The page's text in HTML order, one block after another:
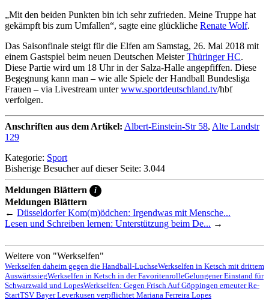
„Mit den beiden Punkten bin ich sehr zufrieden. Meine Truppe hat
gekämpft bis zum Umfallen“, sagte eine glückliche Renate Wolf.
Das Saisonfinale steigt für die Elfen am Samstag, 26. Mai 2018 mit
einem Gastspiel beim neuen Deutschen MeisterThüringer HC.
Diese Partie wird um 18 Uhr in der Salza-Halle angepfiffen. Diese
Begegnung kann man – wie alle Spiele der Handball Bundesliga
Frauen – via Livestream unterwww.sportdeutschland.tv/hbf
verfolgen.
Anschriften aus dem Artikel: Albert-Einstein-Str 58, Alte Landstr
129
Kategorie: Sport
Bisherige Besucher auf dieser Seite: 3.044
Meldungen Blättern i
Meldungen Blättern
← Düsseldorfer Kom(m)ödchen: Irgendwas mit Mensche...
Lesen und Schreiben lernen: Unterstützung beim De... →
Weitere von "Werkselfen"
Werkselfen daheim gegen die Handball-LuchseWerkselfen in Ketsch mit drittem
AuswärtssiegWerkselfen in Ketsch in der FavoritenrolleGelungener Einstand für
Schwarzwald und LopesWerkselfen: Gegen Frisch Auf Göppingen erneuter Re-
StartTSV Bayer Leverkusen verpflichtet Mariana Ferreira Lopes